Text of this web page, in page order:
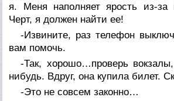
я. Меня наполняет ярость из-за
Черт, я должен найти ее!
-Извините, раз телефон
вам помочь.
-Так, хорошо…проверь
нибудь. Вдруг, она купила билет.
-Это не совсем законно…